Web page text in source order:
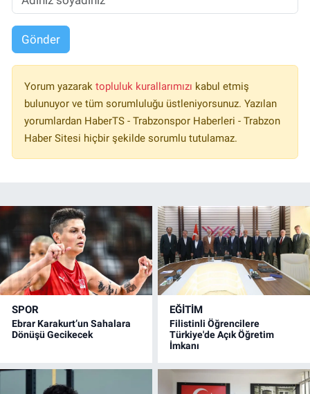
Gönder
Yorum yazarak topluluk kurallarımızı kabul etmiş
bulunuyor ve tüm sorumluluğu üstleniyorsunuz. Yazılan
yorumlardan HaberTS - Trabzonspor Haberleri - Trabzon
Haber Sitesi hiçbir şekilde sorumlu tutulamaz.
SPOR
Ebrar Karakurt’un Sahalara
Dönüşü Gecikecek
EĞİTİM
Filistinli Öğrencilere
Türkiye'de Açık Öğretim
İmkanı